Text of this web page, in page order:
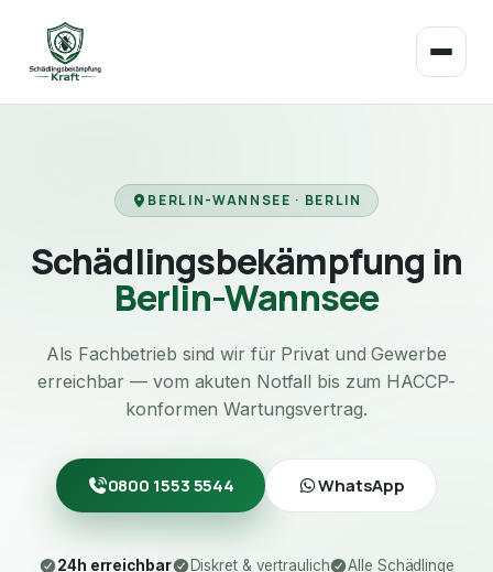
BERLIN-WANNSEE · BERLIN
Schädlingsbekämpfung in
Berlin-Wannsee
Als Fachbetrieb sind wir für Privat und Gewerbe
erreichbar — vom akuten Notfall bis zum HACCP-
konformen Wartungsvertrag.
0800 1553 5544 WhatsApp
24h erreichbar Diskret & vertraulich
Alle Schädlinge